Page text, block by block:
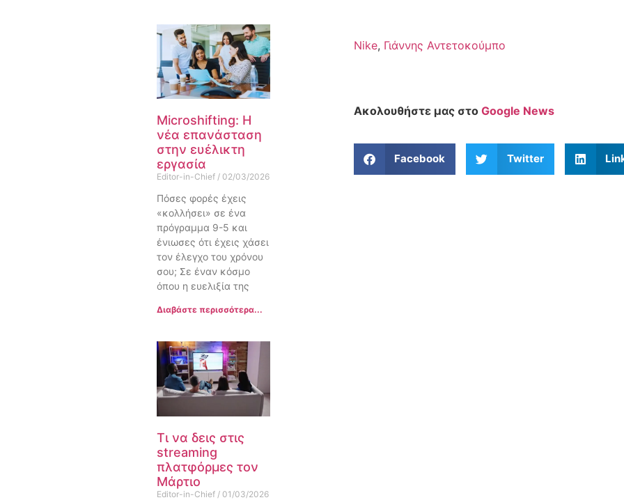
Microshifting: Η
νέα επανάσταση
στην ευέλικτη
εργασία
Editor-in-Chief 02/03/2026
Πόσες φορές έχεις
«κολλήσει» σε ένα
πρόγραμμα 9-5 και
ένιωσες ότι έχεις χάσει
τον έλεγχο του χρόνου
σου; Σε έναν κόσμο
όπου η ευελιξία της
Διαβάστε περισσότερα...
Τι να δεις στις
streaming
πλατφόρμες τον
Μάρτιο
Editor-in-Chief 01/03/2026
Nike, Γιάννης Αντετοκούμπο
Ακολουθήστε μας στο Google News
Facebook Twitter